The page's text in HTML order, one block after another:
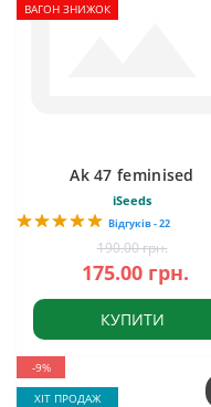
ВАГОН ЗНИЖОК
Ak 47 feminised
iSeeds
Відгуків - 22
190.00 грн.
175.00 грн.
КУПИТИ
-9%
ХІТ ПРОДАЖ